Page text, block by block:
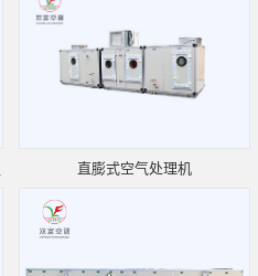
直膨式空气处理机